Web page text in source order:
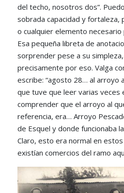
del techo, nosotros dos”.
sobrada capacidad y fortaleza,
o cualquier elemento necesario
Esa pequeña libreta de
sorprender pese a su
precisamente por eso. Valga
escribe: “agosto 28… al arroyo
que tuve que leer varias veces
comprender que el arroyo al
referencia, era… Arroyo
de Esquel y donde funcionaba
Claro, esto era normal en
existían comercios del ramo